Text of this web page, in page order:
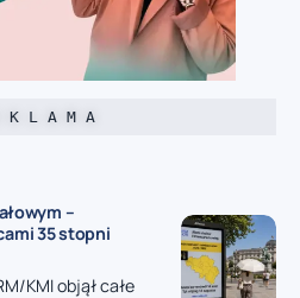
K L A M A
–
35 stopni
KMI objął całe